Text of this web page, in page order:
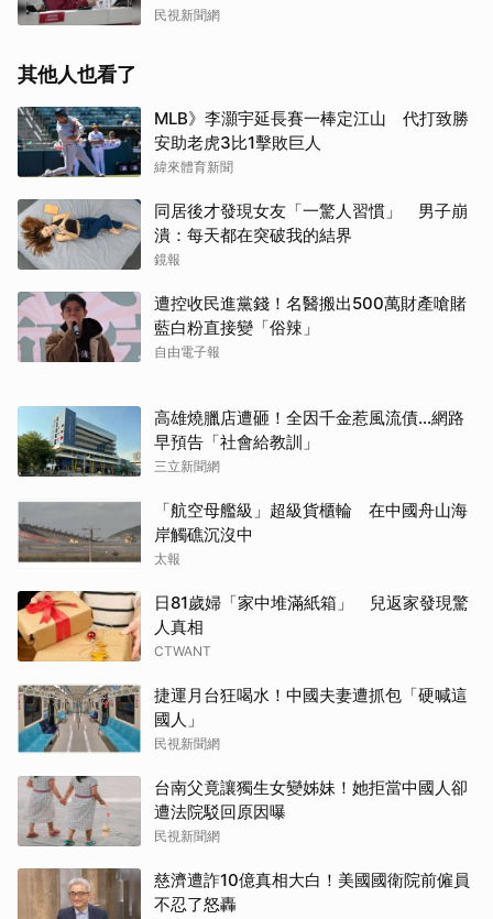
民視新聞網
其他人也看了
MLB》李灝宇延長賽一棒定江山 代打致勝
安助老虎3比1擊敗巨人
緯來體育新聞
同居後才發現女友「一驚人習慣」 男子崩
潰：每天都在突破我的結界
鏡報
遭控收民進黨錢！名醫搬出500萬財產嗆賭
藍白粉直接變「俗辣」
自由電子報
高雄燒臘店遭砸！全因千金惹風流債…網路
早預告「社會給教訓」
三立新聞網
「航空母艦級」超級貨櫃輪 在中國舟山海
岸觸礁沉沒中
太報
日81歲婦「家中堆滿紙箱」 兒返家發現驚
人真相
CTWANT
捷運月台狂喝水！中國夫妻遭抓包「硬喊這
國人」
民視新聞網
台南父竟讓獨生女變姊妹！她拒當中國人卻
遭法院駁回原因曝
民視新聞網
慈濟遭詐10億真相大白！美國國衛院前僱員
不忍了怒轟